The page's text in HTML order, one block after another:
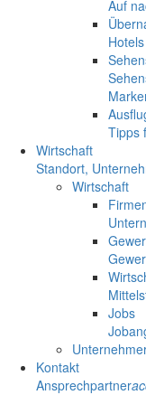
Auf
Tipps
Wirtschaft
Standort,
Wirtschaft
Jobs
Kontakt
Ansprechpartner